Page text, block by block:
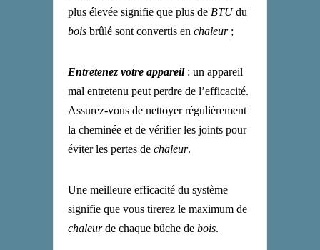
plus élevée signifie que plus de BTUdu
bois brûlé sont convertis en chaleur ;
Entretenez votre appareil: un appareil
mal entretenu peut perdre de l’efficacité.
Assurez-vous de nettoyer régulièrement
la cheminée et de vérifier les joints pour
éviter les pertes de chaleur.
Une meilleure efficacité du système
signifie que vous tirerez le maximum de
chaleurde chaque bûche de bois.